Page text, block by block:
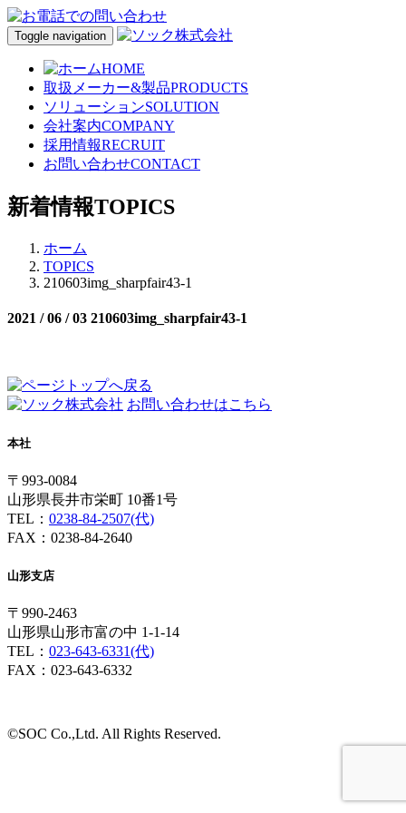
Toggle navigation
HOME
取扱メーカー&製品PRODUCTS
ソリューションSOLUTION
会社案内COMPANY
採用情報RECRUIT
お問い合わせCONTACT
新着情報TOPICS
ホーム
TOPICS
210603img_sharpfair43-1
2021 / 06 / 03 210603img_sharpfair43-1
お問い合わせはこちら
本社
〒993-0084
山形県長井市栄町 10番1号
TEL： 0238-84-2507(代)
FAX：0238-84-2640
山形支店
〒990-2463
山形県山形市富の中 1-1-14
TEL： 023-643-6331(代)
FAX：023-643-6332
©SOC Co.,Ltd. All Rights Reserved.